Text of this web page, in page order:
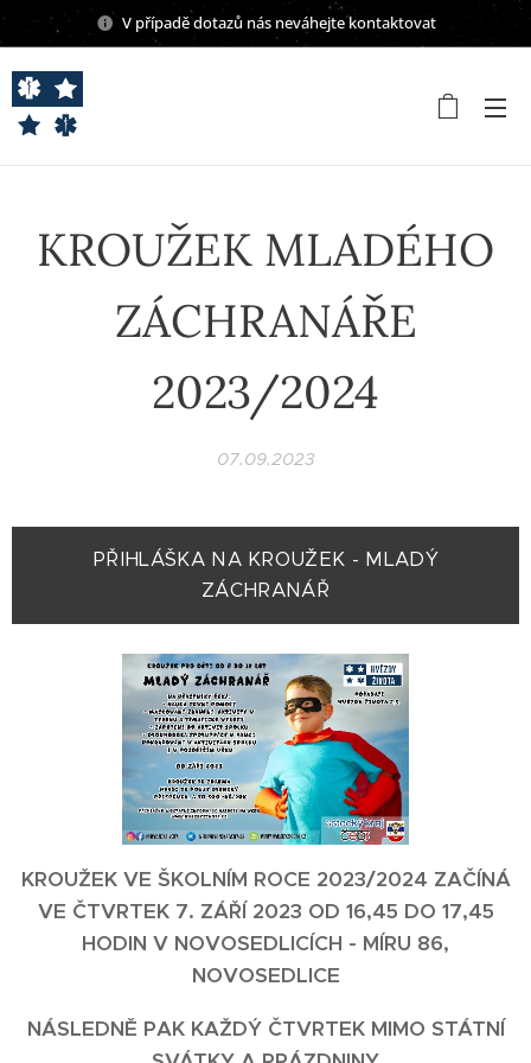
V případě dotazů nás neváhejte kontaktovat
KROUŽEK MLADÉHO
ZÁCHRANÁŘE
2023/2024
07.09.2023
PŘIHLÁŠKA NA KROUŽEK - MLADÝ
ZÁCHRANÁŘ
KROUŽEK VE ŠKOLNÍM ROCE 2023/2024 ZAČÍNÁ
VE ČTVRTEK 7. ZÁŘÍ 2023 OD 16,45 DO 17,45
HODIN V NOVOSEDLICÍCH - MÍRU 86,
NOVOSEDLICE
NÁSLEDNĚ PAK KAŽDÝ ČTVRTEK MIMO STÁTNÍ